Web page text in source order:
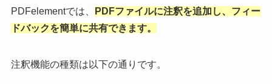
PDFelementでは、
PDFファイルに注釈を追加し、フィー
ドバックを簡単に共有できます。
注釈機能の種類は以下の通りです。